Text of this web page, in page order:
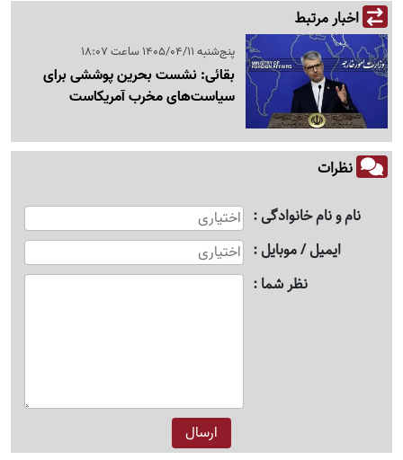
اخبار مرتبط
پنج‌شنبه 1405/04/11 ساعت 18:07
بقائی: نشست بحرین پوششی برای
سیاست‌های مخرب آمریکاست
نظرات
نام و نام خانوادگی
ایمیل / موبایل
نظر شما